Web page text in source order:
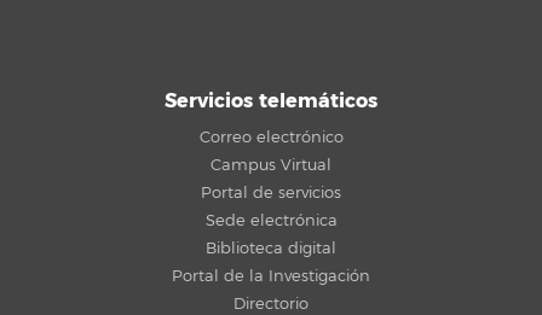
Servicios telemáticos
Correo electrónico
Campus Virtual
Portal de servicios
Sede electrónica
Biblioteca digital
Portal de la Investigación
Directorio